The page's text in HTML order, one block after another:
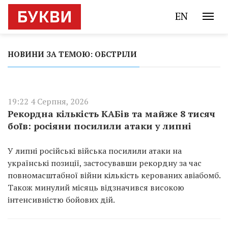
EN
НОВИНИ ЗА ТЕМОЮ: ОБСТРІЛИ
19:22 4 Серпня, 2026
Рекордна кількість КАБів та майже 8 тисяч
боїв: росіяни посилили атаки у липні
У липні російські війська посилили атаки на
українські позиції, застосувавши рекордну за час
повномасштабної війни кількість керованих авіабомб.
Також минулий місяць відзначився високою
інтенсивністю бойових дій.